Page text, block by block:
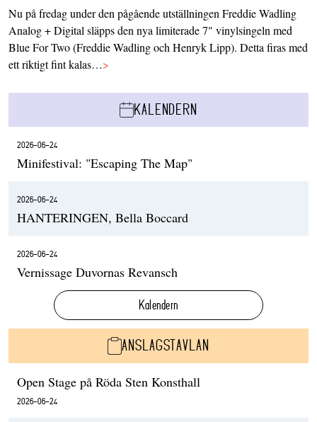
Nu på fredag under den pågående utställningen Freddie Wadling
Analog + Digital släpps den nya limiterade 7" vinylsingeln med
Blue For Two (Freddie Wadling och Henryk Lipp). Detta firas med
ett riktigt fint kalas…>
KALENDERN
2026-06-24
Minifestival: "Escaping The Map"
2026-06-24
HANTERINGEN, Bella Boccard
2026-06-24
Vernissage Duvornas Revansch
Kalendern
ANSLAGSTAVLAN
Open Stage på Röda Sten Konsthall
2026-06-24